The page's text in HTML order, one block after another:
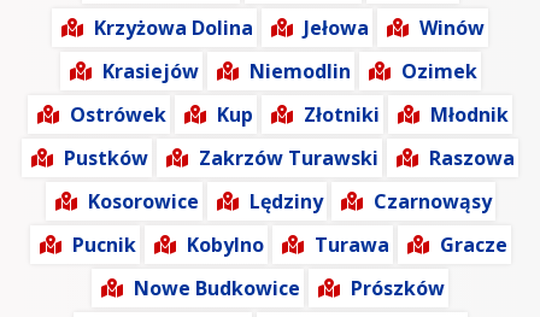
Krzyżowa Dolina
Jełowa
Winów
Krasiejów
Niemodlin
Ozimek
Ostrówek
Kup Złotniki
Młodnik
Pustków
Zakrzów Turawski
Raszowa
Kosorowice
Lędziny
Czarnowąsy
Pucnik
Kobylno Turawa
Gracze
Nowe Budkowice
Prószków